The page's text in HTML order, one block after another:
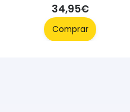
34,95€
Comprar